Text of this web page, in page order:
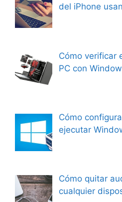
del iPhone
Cómo verificar
PC con
Cómo
ejecutar
Cómo quitar
cualquier